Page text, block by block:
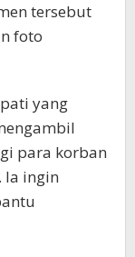
tersebut
foto
yang
para korban
Ia ingin